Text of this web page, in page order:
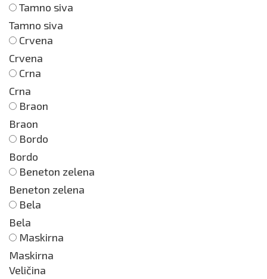
Tamno siva
Tamno siva
Crvena
Crvena
Crna
Crna
Braon
Braon
Bordo
Bordo
Beneton zelena
Beneton zelena
Bela
Bela
Maskirna
Maskirna
Veličina